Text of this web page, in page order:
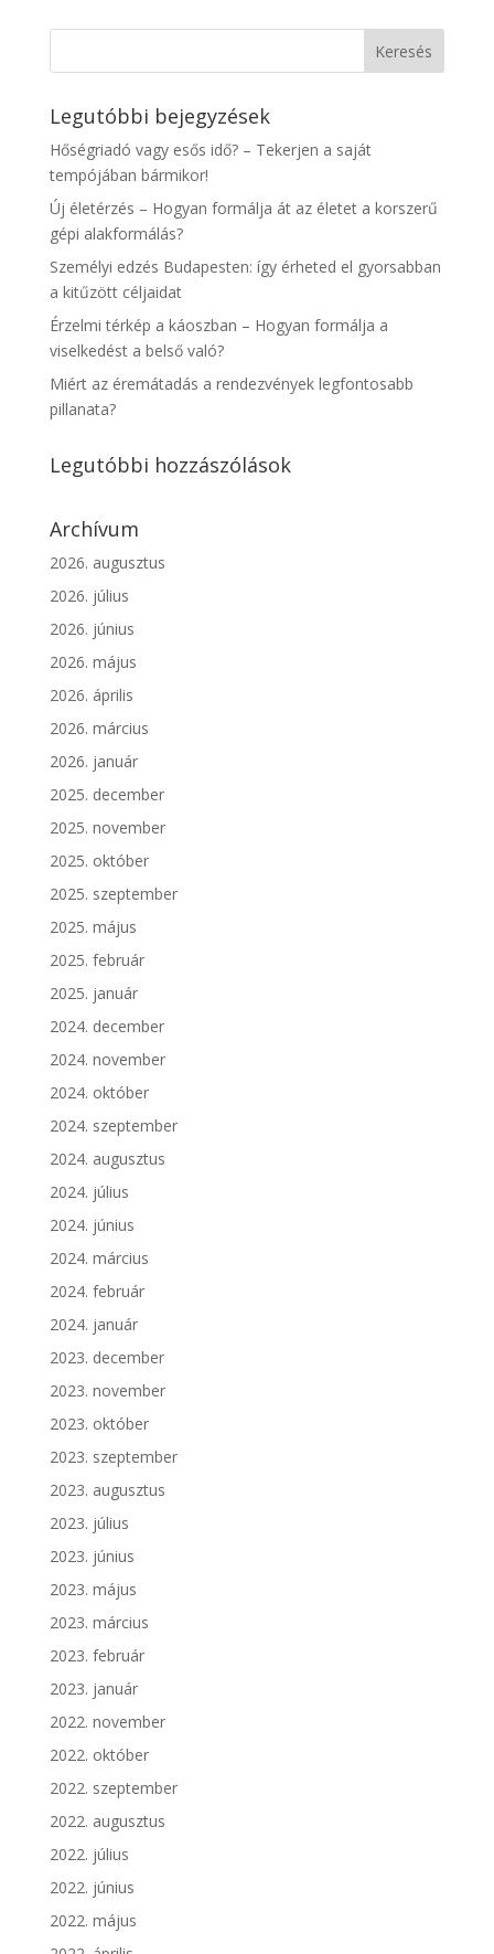
Legutóbbi bejegyzések
Hőségriadó vagy esős idő? – Tekerjen a saját
tempójában bármikor!
Új életérzés – Hogyan formálja át az életet a korszerű
gépi alakformálás?
Személyi edzés Budapesten: így érheted el gyorsabban
a kitűzött céljaidat
Érzelmi térkép a káoszban – Hogyan formálja a
viselkedést a belső való?
Miért az éremátadás a rendezvények legfontosabb
pillanata?
Legutóbbi hozzászólások
Archívum
2026. augusztus
2026. július
2026. június
2026. május
2026. április
2026. március
2026. január
2025. december
2025. november
2025. október
2025. szeptember
2025. május
2025. február
2025. január
2024. december
2024. november
2024. október
2024. szeptember
2024. augusztus
2024. július
2024. június
2024. március
2024. február
2024. január
2023. december
2023. november
2023. október
2023. szeptember
2023. augusztus
2023. július
2023. június
2023. május
2023. március
2023. február
2023. január
2022. november
2022. október
2022. szeptember
2022. augusztus
2022. július
2022. június
2022. május